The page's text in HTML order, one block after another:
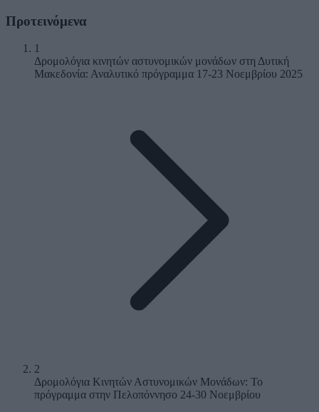
Προτεινόμενα
1
Δρομολόγια κινητών αστυνομικών μονάδων στη Δυτική
Μακεδονία: Αναλυτικό πρόγραμμα 17-23 Νοεμβρίου 2025
2
Δρομολόγια Κινητών Αστυνομικών Μονάδων: Το
πρόγραμμα στην Πελοπόννησο 24-30 Νοεμβρίου